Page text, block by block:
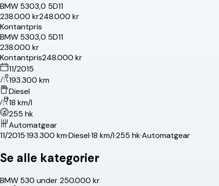
BMW 5303,0 5D11
238.000 kr248.000 kr
Kontantpris
BMW 5303,0 5D11
238.000 kr
Kontantpris248.000 kr
11/2015
193.300 km
Diesel
18 km/l
255 hk
Automatgear
11/2015·193.300 km·Diesel·18 km/l·255 hk·Automatgear
Se alle kategorier
BMW 530 under 250.000 kr